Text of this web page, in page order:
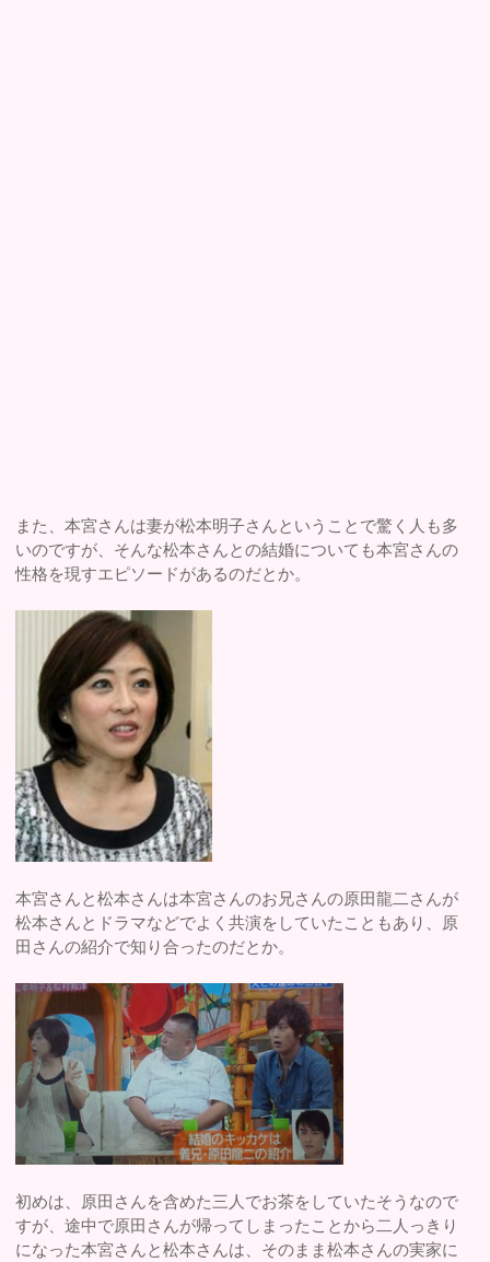
また、本宮さんは妻が松本明子さんということで驚く人も多
いのですが、そんな松本さんとの結婚についても本宮さんの
性格を現すエピソードがあるのだとか。
本宮さんと松本さんは本宮さんのお兄さんの原田龍二さんが
松本さんとドラマなどでよく共演をしていたこともあり、原
田さんの紹介で知り合ったのだとか。
初めは、原田さんを含めた三人でお茶をしていたそうなので
すが、途中で原田さんが帰ってしまったことから二人っきり
になった本宮さんと松本さんは、そのまま松本さんの実家に